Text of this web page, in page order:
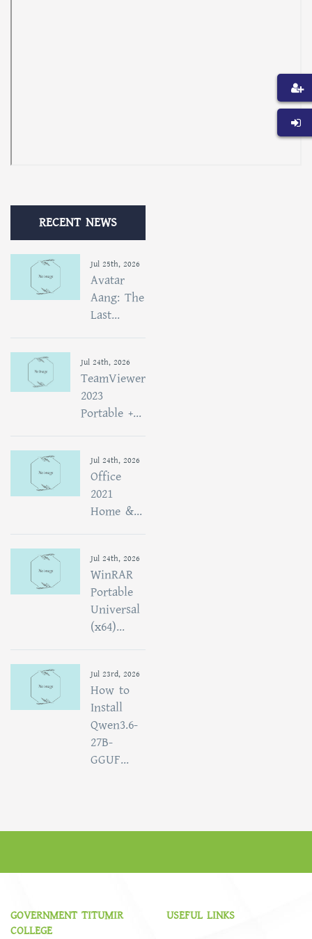
RECENT NEWS
Jul 25th, 2026
Avatar
Aang: The
Last...
Jul 24th, 2026
TeamViewer
2023
Portable +...
Jul 24th, 2026
Office
2021
Home &...
Jul 24th, 2026
WinRAR
Portable
Universal
(x64)...
Jul 23rd, 2026
How to
Install
Qwen3.6-
27B-
GGUF...
GOVERNMENT TITUMIR
COLLEGE
USEFUL LINKS